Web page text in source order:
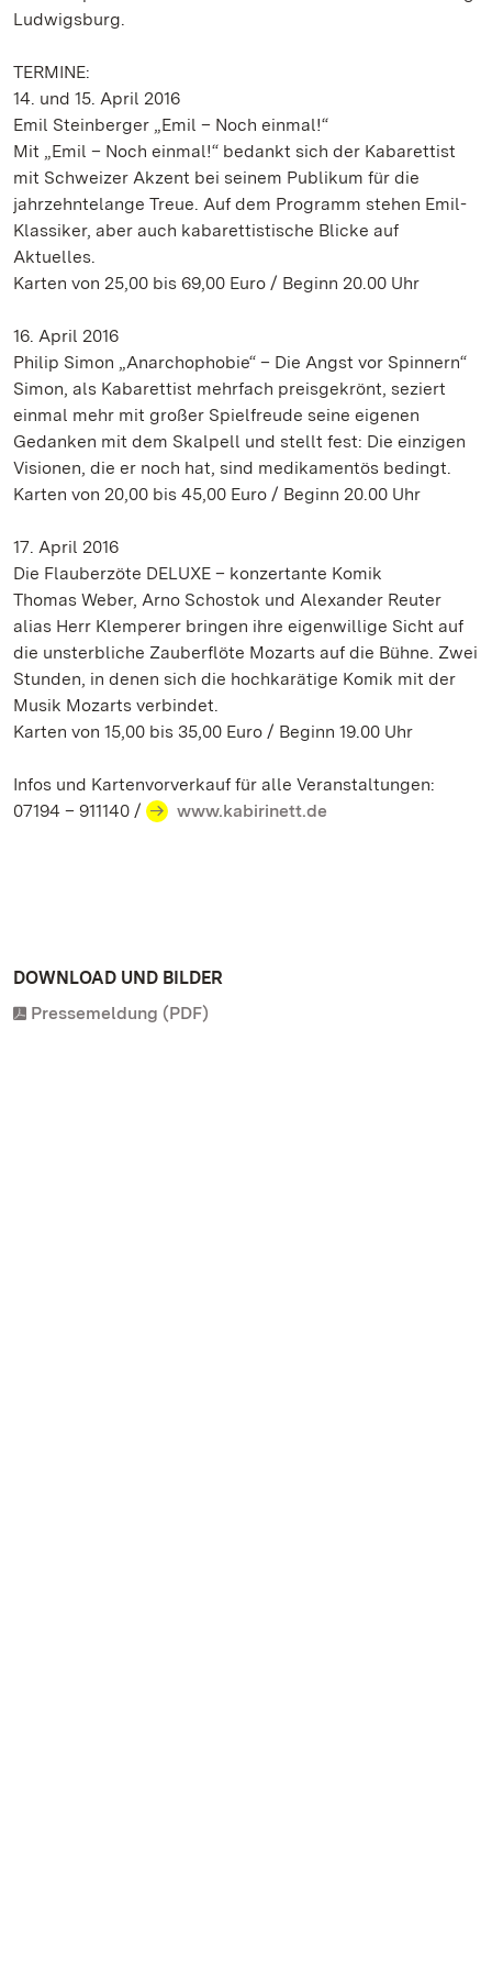
Ludwigsburg.
TERMINE:
14. und 15. April 2016
Emil Steinberger „Emil – Noch einmal!“
Mit „Emil – Noch einmal!“ bedankt sich der Kabarettist
mit Schweizer Akzent bei seinem Publikum für die
jahrzehntelange Treue. Auf dem Programm stehen Emil-
Klassiker, aber auch kabarettistische Blicke auf
Aktuelles.
Karten von 25,00 bis 69,00 Euro / Beginn 20.00 Uhr
16. April 2016
Philip Simon „Anarchophobie“ – Die Angst vor Spinnern“
Simon, als Kabarettist mehrfach preisgekrönt, seziert
einmal mehr mit großer Spielfreude seine eigenen
Gedanken mit dem Skalpell und stellt fest: Die einzigen
Visionen, die er noch hat, sind medikamentös bedingt.
Karten von 20,00 bis 45,00 Euro / Beginn 20.00 Uhr
17. April 2016
Die Flauberzöte DELUXE – konzertante Komik
Thomas Weber, Arno Schostok und Alexander Reuter
alias Herr Klemperer bringen ihre eigenwillige Sicht auf
die unsterbliche Zauberflöte Mozarts auf die Bühne. Zwei
Stunden, in denen sich die hochkarätige Komik mit der
Musik Mozarts verbindet.
Karten von 15,00 bis 35,00 Euro / Beginn 19.00 Uhr
Infos und Kartenvorverkauf für alle Veranstaltungen:
07194 – 911140 /
www.kabirinett.de
DOWNLOAD UND BILDER
Pressemeldung (PDF)